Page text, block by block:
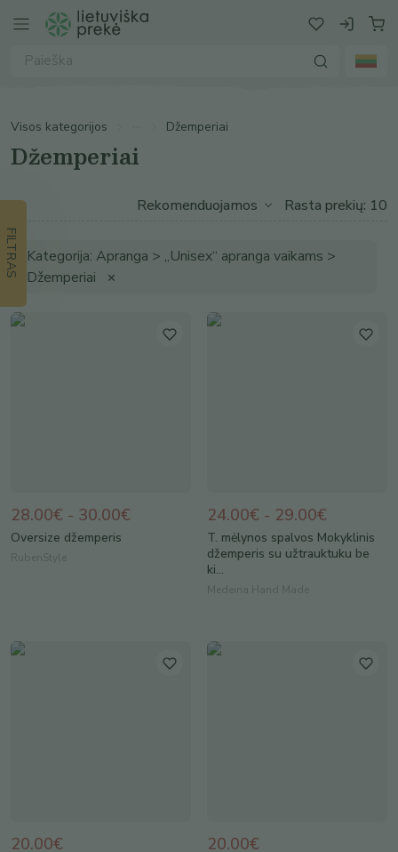
Visos kategorijos Džemperiai
Džemperiai
FILTRAS
Rasta prekių: 10
Kategorija: Apranga > „Unisex“ apranga vaikams >
Džemperiai
✕
28.00€ - 30.00€
Oversize džemperis
RubenStyle
24.00€ - 29.00€
T. mėlynos spalvos Mokyklinis
džemperis su užtrauktuku be
ki...
Medeina Hand Made
20.00€ 20.00€